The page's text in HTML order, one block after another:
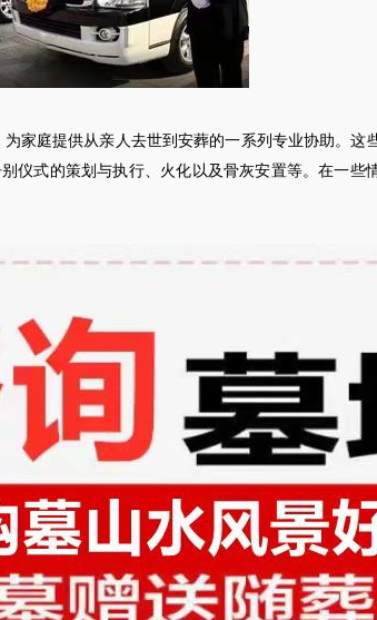
家庭提供从亲人去世到安葬的一系列专业协助。这
仪式的策划与执行、火化以及骨灰安置等。在一些